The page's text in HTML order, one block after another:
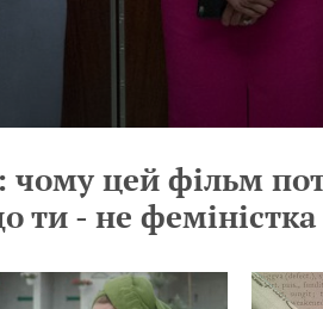
чому цей фільм
ти - не феміністка